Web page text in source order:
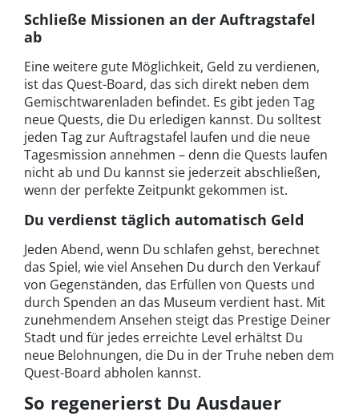
Schließe Missionen an der Auftragstafel
ab
Eine weitere gute Möglichkeit, Geld zu verdienen,
ist das Quest-Board, das sich direkt neben dem
Gemischtwarenladen befindet. Es gibt jeden Tag
neue Quests, die Du erledigen kannst. Du solltest
jeden Tag zur Auftragstafel laufen und die neue
Tagesmission annehmen – denn die Quests laufen
nicht ab und Du kannst sie jederzeit abschließen,
wenn der perfekte Zeitpunkt gekommen ist.
Du verdienst täglich automatisch Geld
Jeden Abend, wenn Du schlafen gehst, berechnet
das Spiel, wie viel Ansehen Du durch den Verkauf
von Gegenständen, das Erfüllen von Quests und
durch Spenden an das Museum verdient hast. Mit
zunehmendem Ansehen steigt das Prestige Deiner
Stadt und für jedes erreichte Level erhältst Du
neue Belohnungen, die Du in der Truhe neben dem
Quest-Board abholen kannst.
So regenerierst Du Ausdauer